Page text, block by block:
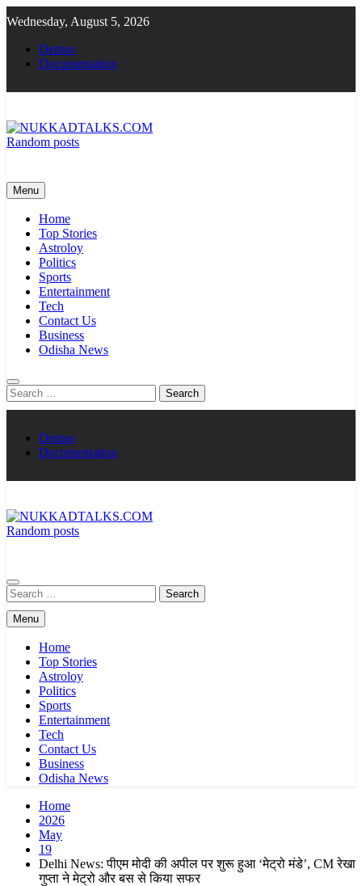
to
content
Wednesday, August 5, 2026
Demos
Documentation
Random posts
Menu
Home
Top Stories
Astroloy
Politics
Sports
Entertainment
Tech
Contact Us
Business
Odisha News
Search
for:
Demos
Documentation
Random posts
Search
for:
Menu
Home
Top Stories
Astroloy
Politics
Sports
Entertainment
Tech
Contact Us
Business
Odisha News
Home
2026
May
19
Delhi News: पीएम मोदी की अपील पर शुरू हुआ ‘मेट्रो मंडे’, CM रेखा
गुप्ता ने मेट्रो और बस से किया सफर